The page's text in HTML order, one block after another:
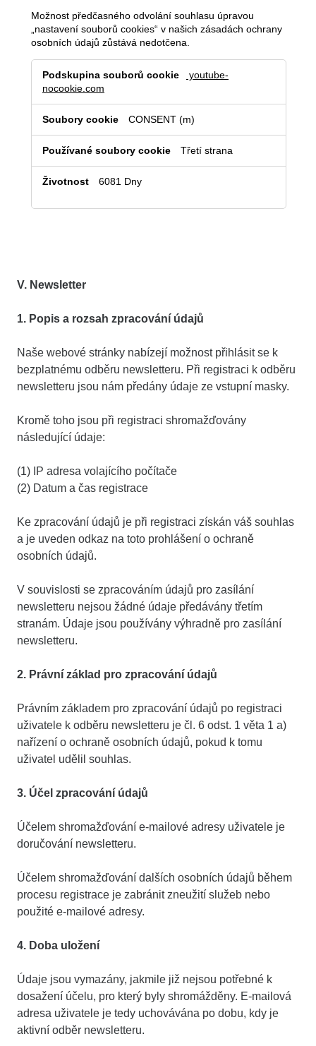
Možnost předčasného odvolání souhlasu úpravou
„nastavení souborů cookies“ v našich zásadách ochrany
osobních údajů zůstává nedotčena.
pro
webovou
analýzu
(americký
poskytovatel)
youtube-
nocookie.com
CONSENT (m)
Třetí strana
6081 Dny
V. Newsletter
1. Popis a rozsah zpracování údajů
Naše webové stránky nabízejí možnost přihlásit se k
bezplatnému odběru newsletteru. Při registraci k odběru
newsletteru jsou nám předány údaje ze vstupní masky.
Kromě toho jsou při registraci shromažďovány
následující údaje:
(1) IP adresa volajícího počítače
(2) Datum a čas registrace
Ke zpracování údajů je při registraci získán váš souhlas
a je uveden odkaz na toto prohlášení o ochraně
osobních údajů.
V souvislosti se zpracováním údajů pro zasílání
newsletteru nejsou žádné údaje předávány třetím
stranám. Údaje jsou používány výhradně pro zasílání
newsletteru.
2. Právní základ pro zpracování údajů
Právním základem pro zpracování údajů po registraci
uživatele k odběru newsletteru je čl. 6 odst. 1 věta 1 a)
nařízení o ochraně osobních údajů, pokud k tomu
uživatel udělil souhlas.
3. Účel zpracování údajů
Účelem shromažďování e-mailové adresy uživatele je
doručování newsletteru.
Účelem shromažďování dalších osobních údajů během
procesu registrace je zabránit zneužití služeb nebo
použité e-mailové adresy.
4. Doba uložení
Údaje jsou vymazány, jakmile již nejsou potřebné k
dosažení účelu, pro který byly shromážděny. E-mailová
adresa uživatele je tedy uchovávána po dobu, kdy je
aktivní odběr newsletteru.